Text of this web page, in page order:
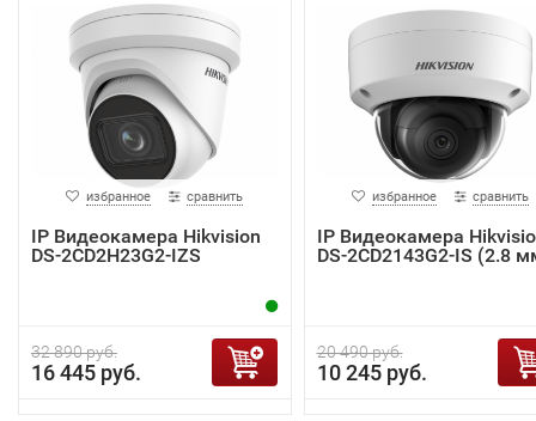
избранное сравнить
IP Видеокамера Hikvision
DS-2CD2H23G2-IZS
32 890 руб.
16 445 руб.
избранное сравнить
IP Видеокамера
DS-2CD2143G2-IS (2.8
20 490 руб.
10 245 руб.